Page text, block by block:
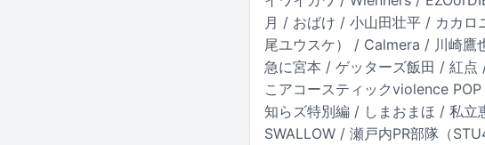
月 / おばけ / 小山田壮平 / カカ
尾ユウスケ） / Calmera / 川崎
急に宮本 / ゲッターズ飯田 / 紅
こアコースティックviolence
知らズ特別編 / しまおまほ / 私
SWALLOW / 瀬戸内PR部隊（